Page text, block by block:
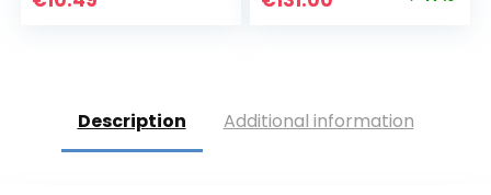
Schaal Headset
Roze)
paar
Description Additional information